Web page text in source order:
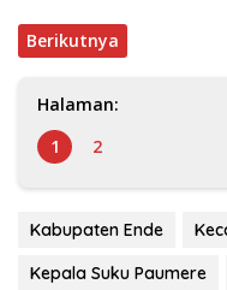
Berikutnya
Halaman:
1
2
Kabupaten Ende
Kepala Suku Paumere